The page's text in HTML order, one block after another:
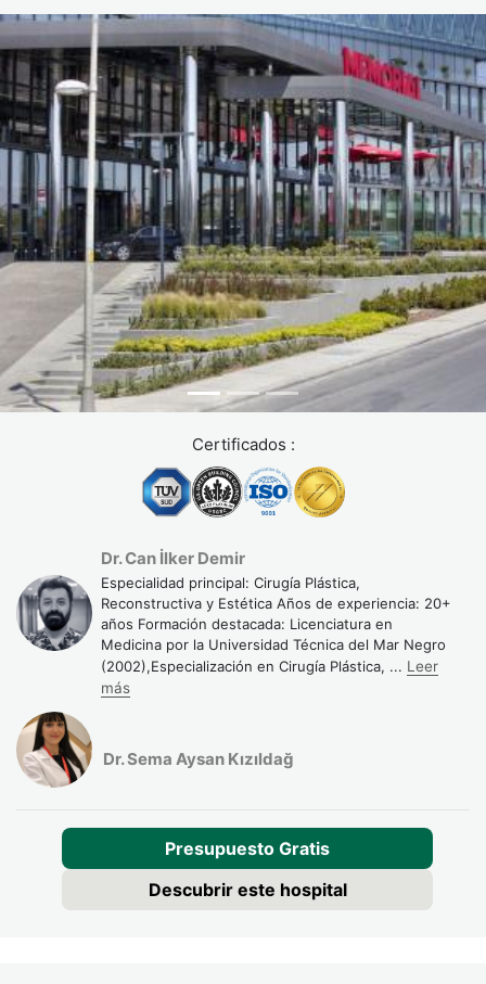
Certificados :
Dr. Can İlker Demir
Especialidad principal: Cirugía Plástica,
Reconstructiva y Estética Años de experiencia: 20+
años Formación destacada: Licenciatura en
Medicina por la Universidad Técnica del Mar Negro
(2002),Especialización en Cirugía Plástica, ... Leer
más
Dr. Sema Aysan Kızıldağ
Presupuesto Gratis
Descubrir este hospital